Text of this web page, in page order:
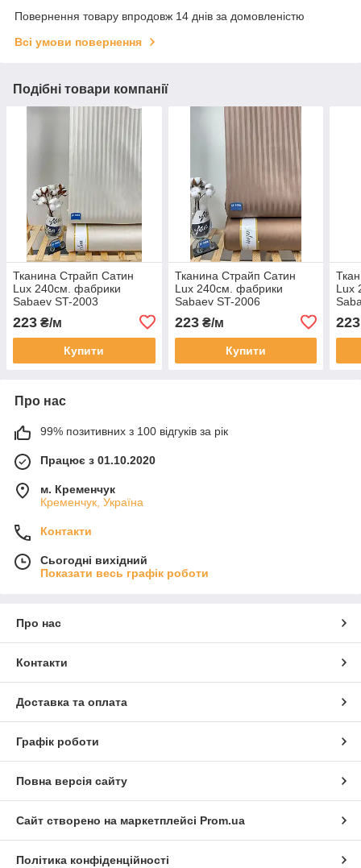
Повернення товару впродовж 14 днів за домовленістю
Всі умови повернення
Подібні товари компанії
Тканина Страйп Сатин
Lux 240см. фабрики
Sabaev ST-2003
223 ₴/м
Купити
Тканина Страйп Сатин
Lux 240см. фабрики
Sabaev ST-2006
223₴/м
Купити
Lux
223
Про нас
99% позитивних з 100 відгуків за рік
Працює з 01.10.2020
м. Кременчук
Кременчук, Україна
Контакти
Сьогодні вихідний
Показати весь графік роботи
Про нас
Контакти
Доставка та оплата
Графік роботи
Повна версія сайту
Сайт створено на маркетплейсі Prom.ua
Політика конфіденційності